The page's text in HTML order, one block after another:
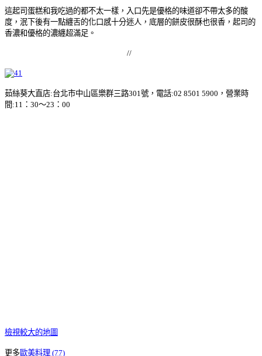
這起司蛋糕和我吃過的都不太一樣，入口先是優格的味道卻不帶太多的酸
度，泯下後有一點纏舌的化口感十分迷人，底層的餅皮很酥也很香，起司的
香濃和優格的濃纏超滿足。
//
茹絲葵大直店:台北市中山區樂群三路301號，電話:02 8501 5900，營業時
間:11：30～23：00
檢視較大的地圖
更多歐美料理 (77)